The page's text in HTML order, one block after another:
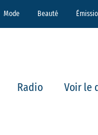
Mode Beauté
Radio Voir le